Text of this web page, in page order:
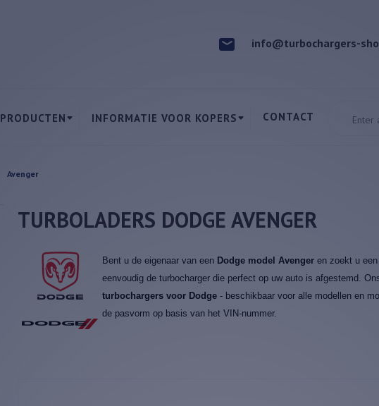
info@turbochargers-
PRODUCTEN INFORMATIE VOOR KOPERS CONTACT
Avenger
TURBOLADERS DODGE AVENGER
Bent u de eigenaar van een Dodge model Avenger en zoekt u
eenvoudig de turbocharger die perfect op uw auto is afgestemd.
turbochargers voor Dodge - beschikbaar voor alle modellen en
de pasvorm op basis van het VIN-nummer.